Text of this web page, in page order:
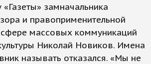
«Газеты» замначальника
и правоприменительной
сфере массовых коммуникаций
Николай Новиков. Имена
называть отказался. «Мы не